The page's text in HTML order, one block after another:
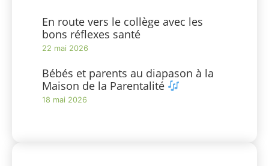
En route vers le collège avec les
bons réflexes santé
22 mai 2026
Bébés et parents au diapason à la
Maison de la Parentalité
18 mai 2026